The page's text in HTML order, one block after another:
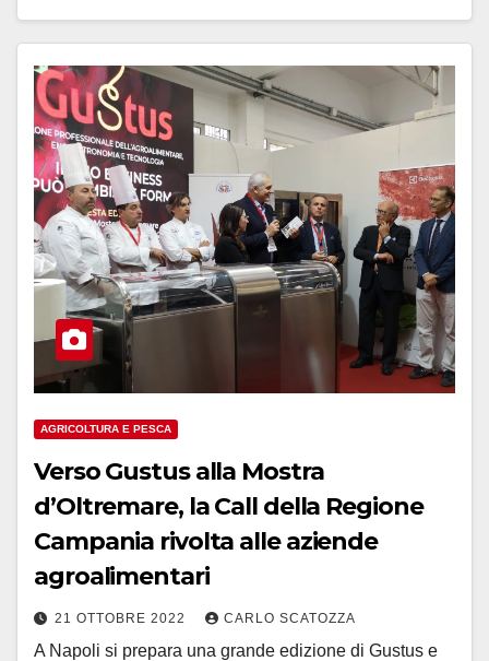
AGRICOLTURA E PESCA
Verso Gustus alla Mostra
d’Oltremare, la Call della Regione
Campania rivolta alle aziende
agroalimentari
21 OTTOBRE 2022 CARLO SCATOZZA
A Napoli si prepara una grande edizione di Gustus e